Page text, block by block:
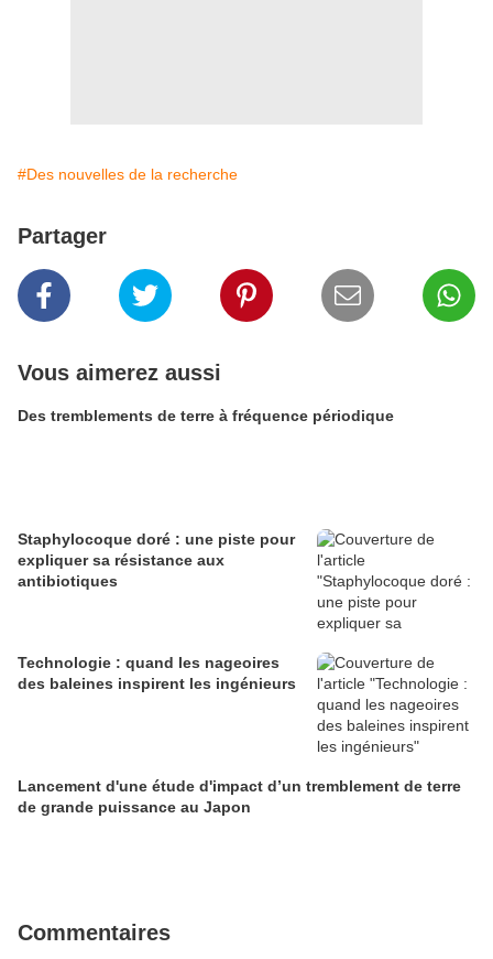
#Des nouvelles de la recherche
Partager
Vous aimerez aussi
Des tremblements de terre à fréquence périodique
Staphylocoque doré : une piste pour
expliquer sa résistance aux
antibiotiques
Technologie : quand les nageoires
des baleines inspirent les ingénieurs
Lancement d'une étude d'impact d’un tremblement de terre
de grande puissance au Japon
Commentaires